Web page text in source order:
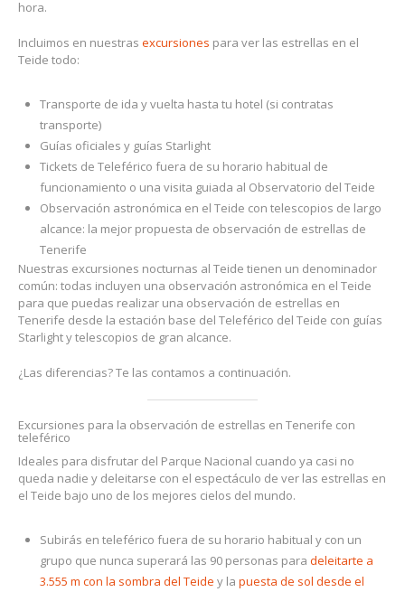
hora.
Incluimos en nuestras excursiones para ver las estrellas en el
Teide todo:
Transporte de ida y vuelta hasta tu hotel (si contratas
transporte)
Guías oficiales y guías Starlight
Tickets de Teleférico fuera de su horario habitual de
funcionamiento o una visita guiada al Observatorio del Teide
Observación astronómica en el Teide con telescopios de largo
alcance: la mejor propuesta de observación de estrellas de
Tenerife
Nuestras excursiones nocturnas al Teide tienen un denominador
común: todas incluyen una observación astronómica en el Teide
para que puedas realizar una observación de estrellas en
Tenerife desde la estación base del Teleférico del Teide con guías
Starlight y telescopios de gran alcance.
¿Las diferencias? Te las contamos a continuación.
Excursiones para la observación de estrellas en Tenerife con
teleférico
Ideales para disfrutar del Parque Nacional cuando ya casi no
queda nadie y deleitarse con el espectáculo de ver las estrellas en
el Teide bajo uno de los mejores cielos del mundo.
Subirás en teleférico fuera de su horario habitual y con un
grupo que nunca superará las 90 personas para deleitarte a
3.555 m con la sombra del Teide y la puesta de sol desde el